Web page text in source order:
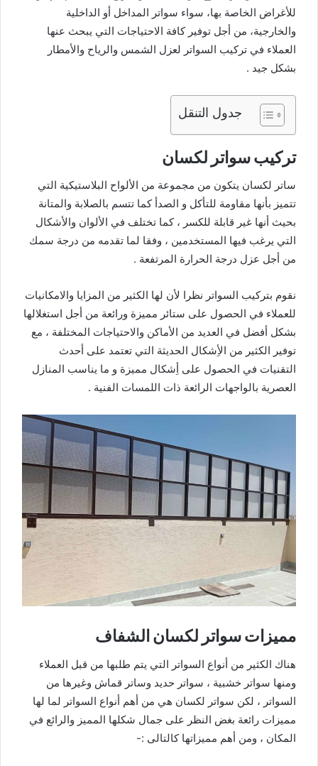
للأغراض الخاصة بها، سواء سواتر المداخل أو الداخلية
والخارجية، من أجل توفير كافة الاحتياجات التي يبحث عنها
العملاء في تركيب السواتر لعزل الشمس والرياح والأمطار
بشكل جيد .
جدول التنقل
تركيب سواتر لكسان
ساتر لكسان يتكون من مجموعة من الألواح البلاستيكية التي
تتميز بأنها مقاومة للتأكل و الصدأ كما تتسم بالصلابة والمتانة
بحيث أنها غير قابلة للكسر ، كما تختلف في الألوان والأشكال
التي يرغب فيها المستخدمين ، وفقا لما تقدمه من درجة سمك
من أجل عزل درجة الحرارة المرتفعة .
نقوم بتركيب السواتر نظرا لأن لها الكثير من المزايا والامكانيات
للعملاء في الحصول على ستائر مميزة ورائعة من أجل استغلالها
بشكل أفضل في العديد من الأماكن والاحتياجات المختلفة ، مع
توفير الكثير من الأِشكال الحديثة التي تعتمد على أحدث
التقنيات في الحصول على أِشكال مميزة و ما يناسب المنازل
العصرية بالواجهات الرائعة ذات اللمسات الفنية .
مميزات سواتر لكسان الشفاف
هناك الكثير من أنواع السواتر التي يتم طلبها من قبل العملاء
ومنها سواتر خشبية ، سواتر حديد وساتر قماش وغيرها من
السواتر ، لكن سواتر لكسان هي من أهم أنواع السواتر لما لها
مميزات رائعة بغض النظر على جمال شكلها المميز والرائع في
المكان ، ومن أهم مميزاتها كالتالى :-